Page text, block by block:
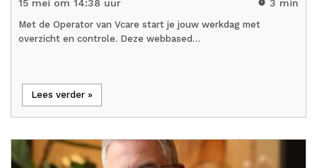
15 mei om 14:38 uur timer 3 min
Met de Operator van Vcare start je jouw werkdag met
overzicht en controle. Deze webbased…
Lees verder »